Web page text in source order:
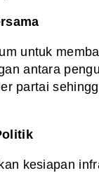
untuk
antara
partai
kesiapan